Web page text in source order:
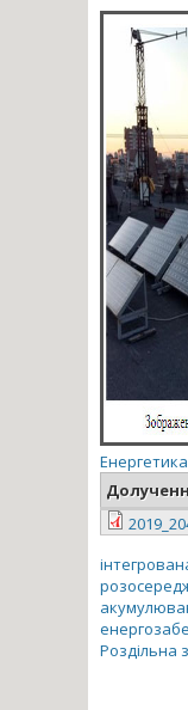
Роздільна